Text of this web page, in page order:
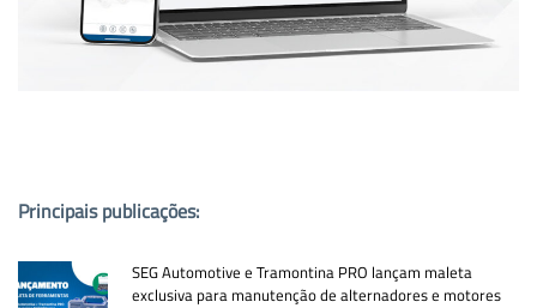
Principais publicações:
SEG Automotive e Tramontina PRO lançam maleta
exclusiva para manutenção de alternadores e motores